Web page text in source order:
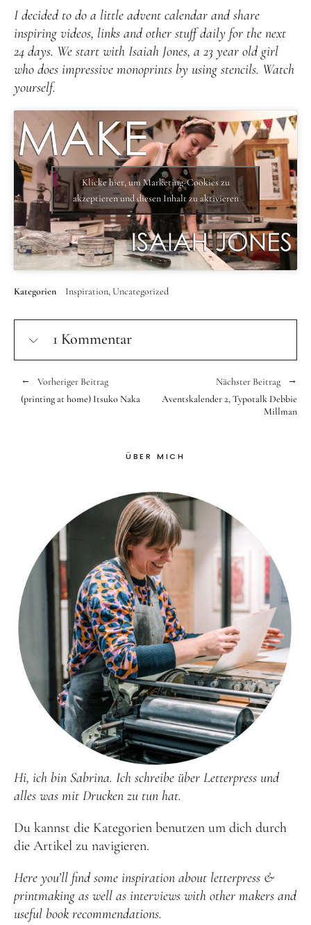
I decided to do a little advent calendar and share
inspiring videos, links and other stuff daily for the next
24 days. We start with Isaiah Jones, a 23 year old girl
who does impressive monoprints by using stencils. Watch
yourself.
Klicke hier, um Marketing-Cookies zu
akzeptieren und diesen Inhalt zu aktivieren
Kategorien Inspiration Uncategorized
1 Kommentar
Vorheriger Beitrag
(printing at home) Itsuko Naka
Nächster Beitrag
Aventskalender 2, Typotalk Debbie
Millman
ÜBER MICH
Hi, ich bin Sabrina. Ich schreibe über Letterpress und
alles was mit Drucken zu tun hat.
Du kannst die Kategorien benutzen um dich durch
die Artikel zu navigieren.
Here you’ll find some inspiration about letterpress &
printmaking as well as interviews with other makers and
useful book recommendations.